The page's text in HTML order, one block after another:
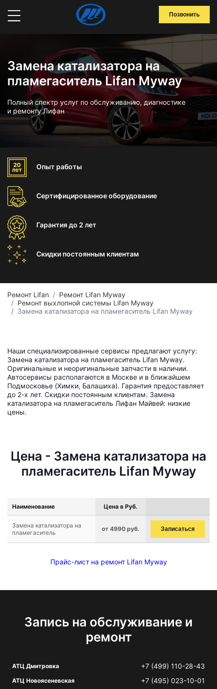
Позвонить
Замена катализатора на
пламегаситель Lifan Myway
Полный спектр услуг по обслуживанию, диагностике
и ремонту Лифан
Опыт работы
Сертифицированноеоборудование
Гарантиядо 2 лет
Скидки постоянным клиентам
Ремонт Lifan
Ремонт Lifan Myway
Ремонт выхлопной системы Lifan Myway
Замена катализатора на пламегаситель Lifan Myway
Наши специализированные сервисы предлагают услугу:
Замена катализатора на пламегаситель Lifan Myway.
Оригинальные и неоригинальные запчасти в наличии.
Автосервисы располагаются в Москве и в ближайшем
Подмосковье (Химки, Балашиха). Гарантия предоставляет
до 2-х лет. Скидки постоянным клиентам. Замена
катализатора на пламегаситель Лифан Майвей: низкие
цены.
Цена - Замена катализатора на
пламегаситель Lifan Myway
Наименование Цена в Руб.
Замена катализатора на
пламегаситель
от 4990 руб. Записаться
Прайс-лист на ремонт Lifan Myway
Запись на обслуживание и
ремонт
АТЦ Дмитровка +7 (499) 110-28-43
АТЦ Новоясеневская +7 (495) 023-10-01